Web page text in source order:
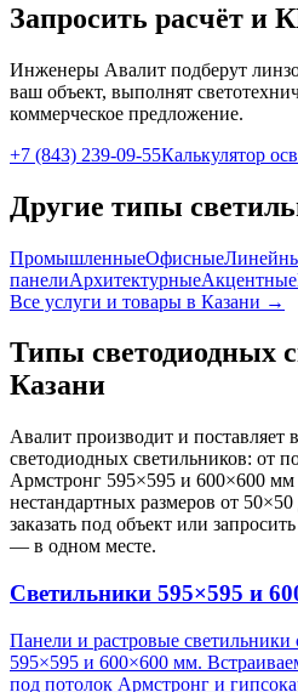
Запросить расчёт и
Инженеры Авалит подберут
ваш объект, выполнят
коммерческое предложение.
+7 (843) 239-09-55Калькулятор
Другие типы
ПромышленныеОфисные
панелиАрхитектурныеАкцентные
Все услуги и товары в Казани →
Типы светодиодных
Казани
Авалит производит и поставляет
светодиодных светильников: от
Армстронг 595×595 и 600×600
нестандартных размеров от
заказать под объект или
— в одном месте.
Светильники 595×595 и
Панели и растровые светильники
595×595 и 600×600 мм.
под потолок Армстронг и